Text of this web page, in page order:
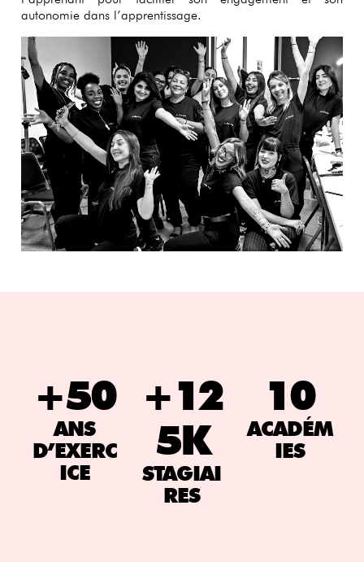
autonomie dans l’apprentissage.
+50
ANS
D’EXERC
ICE
+12
5K
STAGIAI
RES
10
ACADÉM
IES